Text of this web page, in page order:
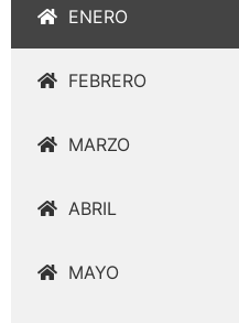
ENERO
FEBRERO
MARZO
ABRIL
MAYO